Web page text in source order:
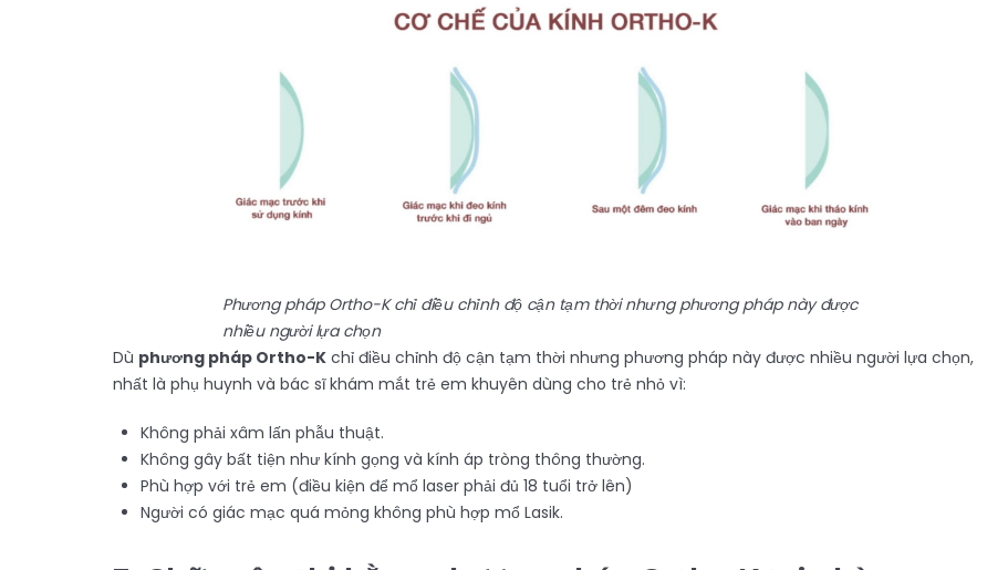
Phương pháp Ortho-K chỉ điều chỉnh độ cận tạm thời nhưng phương pháp này được
nhiều người lựa chọn
Dù phương pháp Ortho-K chỉ điều chỉnh độ cận tạm thời nhưng phương pháp này được nhiều người lựa chọn,
nhất là phụ huynh và bác sĩ khám mắt trẻ em khuyên dùng cho trẻ nhỏ vì:
Không phải xâm lấn phẫu thuật.
Không gây bất tiện như kính gọng và kính áp tròng thông thường.
Phù hợp với trẻ em (điều kiện để mổ laser phải đủ 18 tuổi trở lên)
Người có giác mạc quá mỏng không phù hợp mổ Lasik.